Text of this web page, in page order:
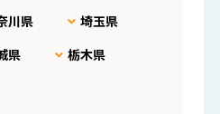
川県
埼玉県
県
栃木県